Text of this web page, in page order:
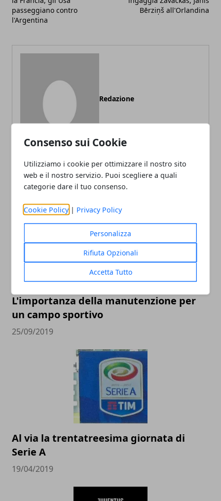
Consenso sui Cookie
Utilizziamo i cookie per ottimizzare il nostro sito
web e il nostro servizio. Puoi scegliere a quali
categorie dare il tuo consenso.
Cookie Policy | Privacy Policy
Personalizza
Rifiuta Opzionali
Accetta Tutto
passeggiano contro
l'Argentina
Bērziņš all'Orlandina
Redazione
ARTICOLI CORRELATI
L'importanza della manutenzione per
un campo sportivo
25/09/2019
Al via la trentatreesima giornata di
Serie A
19/04/2019